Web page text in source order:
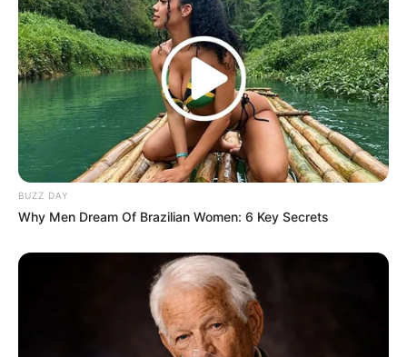
BUZZ DAY
Why Men Dream Of Brazilian Women: 6 Key Secrets